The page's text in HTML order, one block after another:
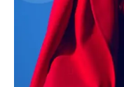
Facebook
X